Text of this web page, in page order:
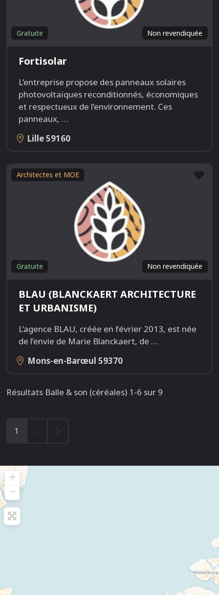
Non revendiquée
Gratuite
Fortisolar
L’entreprise propose des panneaux solaires
photovoltaïques reconditionnés, économiques
et respectueux de l’environnement. Ces
panneaux, …
Lille59160
Architectes et MOE
Non revendiquée
Gratuite
BLAU (BLANCKAERT ARCHITECTURE
ET URBANISME)
L’agence BLAU, créée en février 2013, est née
de l’envie de Marie Blanckaert, de …
Mons-en-Barœul 59370
Résultats Balle & son (céréales) 1-6 sur 9
1
+
−